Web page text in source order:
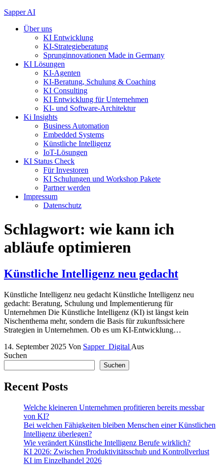
Zum
springen
Sapper AI
Über uns
KI Entwicklung
KI-Strategieberatung
Sprunginnovationen Made in Germany
KI Lösungen
KI-Agenten
KI-Beratung, Schulung & Coaching
KI Consulting
KI Entwicklung für Unternehmen
KI- und Software-Architektur
Ki Insights
Business Automation
Embedded Systems
Künstliche Intelligenz
IoT-Lösungen
KI Status Check
Für Investoren
KI Schulungen und Workshop Pakete
Partner werden
Impressum
Datenschutz
Schlagwort: wie kann ich
abläufe optimieren
Künstliche Intelligenz neu gedacht
Künstliche Intelligenz neu gedacht Künstliche Intelligenz neu
gedacht: Beratung, Schulung und Implementierung für
Unternehmen Die Künstliche Intelligenz (KI) ist längst kein
Nischenthema mehr, sondern die Basis für zukunftssichere
Strategien in Unternehmen. Ob es um KI-Entwicklung…
14. September 2025 Von Sapper_Digital Aus
Suchen
Suchen
Recent Posts
Welche kleineren Unternehmen profitieren bereits messbar
von KI?
Bei welchen Fähigkeiten bleiben Menschen einer Künstlichen
Intelligenz überlegen?
Wie verändert Künstliche Intelligenz Berufe wirklich?
KI 2026: Zwischen Produktivitätsschub und Kontrollverlust
KI im Einzelhandel 2026